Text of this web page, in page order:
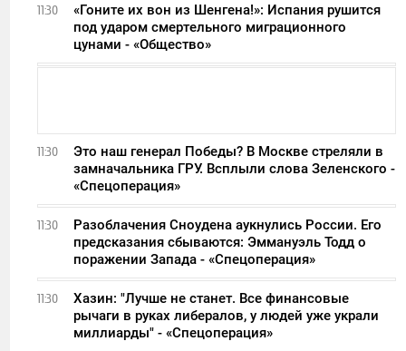
11:30
«Гоните их вон из Шенгена!»: Испания рушится
под ударом смертельного миграционного
цунами - «Общество»
11:30
Это наш генерал Победы? В Москве стреляли в
замначальника ГРУ. Всплыли слова Зеленского -
«Спецоперация»
11:30
Разоблачения Сноудена аукнулись России. Его
предсказания сбываются: Эммануэль Тодд о
поражении Запада - «Спецоперация»
11:30
Хазин: "Лучше не станет. Все финансовые
рычаги в руках либералов, у людей уже украли
миллиарды" - «Спецоперация»